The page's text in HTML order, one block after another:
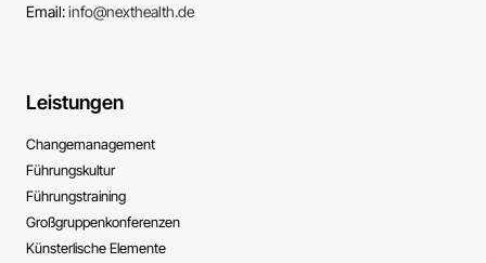
Email:info@nexthealth.de
Leistungen
Change­management
Führungs­kultur
Führungs­training
Großgruppen­konferenzen
Künsterlische ­Elemente